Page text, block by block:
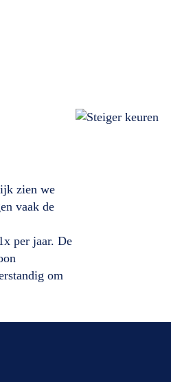
zien we
vaak de
per jaar. De
om